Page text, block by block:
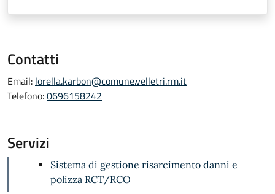
Contatti
Email: lorella.karbon@comune.velletri.rm.it
Telefono:0696158242
Servizi
Sistema di gestione risarcimento danni e
polizza RCT/RCO